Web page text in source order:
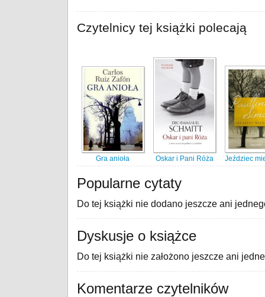
Czytelnicy tej książki polecają
Gra anioła Oskar i Pani Róża Jeździec
Popularne cytaty
Do tej książki nie dodano jeszcze ani
Dyskusje o książce
Do tej książki nie założono jeszcze ani
Komentarze czytelników